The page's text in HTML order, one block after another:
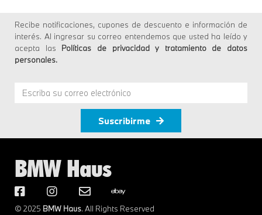
Recibe notificaciones, cupones de descuento e información de
interés. Al ingresar su correo entendemos que usted ha leído y
acepta las Políticas de privacidad y tratamiento de datos
personales.
Suscribirme
BMW Haus
© 2025 BMW Haus. All Rights Reserved